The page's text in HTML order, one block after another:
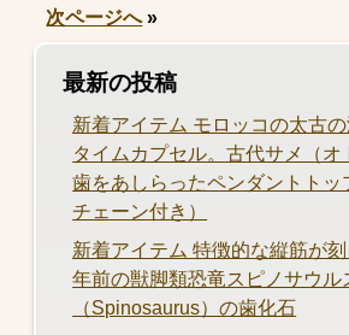
次ページへ»
最新の投稿
新着アイテム モロッコの太古
タイムカプセル。古代サメ（オ
歯をあしらったペンダントトッ
チェーン付き）
新着アイテム 特徴的な縦筋が
年前の獣脚類恐竜スピノサウル
（Spinosaurus）の歯化石